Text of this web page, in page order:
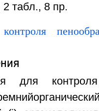
табл., 8 пр.
для контроля